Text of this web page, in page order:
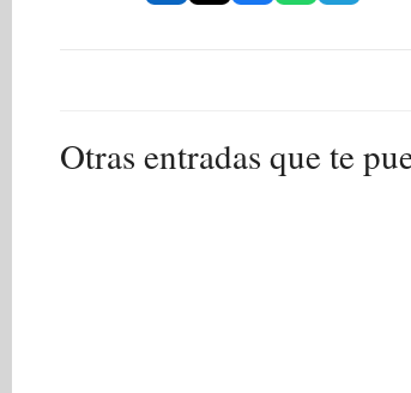
Otras entradas que te